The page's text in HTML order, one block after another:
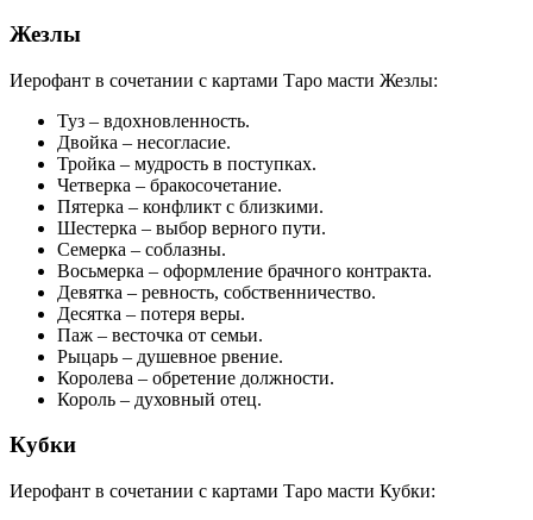
Жезлы
Иерофант в сочетании с картами Таро масти Жезлы:
Туз – вдохновленность.
Двойка – несогласие.
Тройка – мудрость в поступках.
Четверка – бракосочетание.
Пятерка – конфликт с близкими.
Шестерка – выбор верного пути.
Семерка – соблазны.
Восьмерка – оформление брачного контракта.
Девятка – ревность, собственничество.
Десятка – потеря веры.
Паж – весточка от семьи.
Рыцарь – душевное рвение.
Королева – обретение должности.
Король – духовный отец.
Кубки
Иерофант в сочетании с картами Таро масти Кубки: